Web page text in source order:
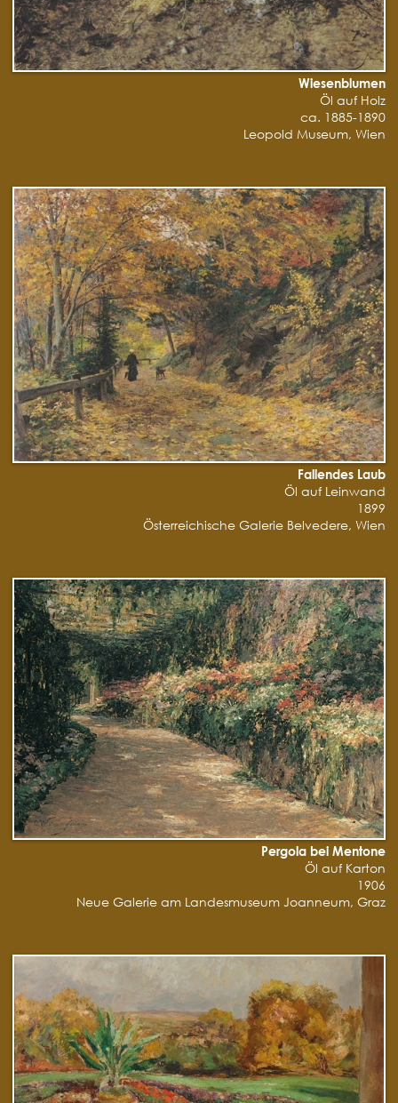
Wiesenblumen
Öl auf Holz
ca. 1885-1890
Leopold Museum, Wien
Fallendes Laub
Öl auf Leinwand
1899
Österreichische Galerie Belvedere, Wien
Pergola bei Mentone
Öl auf Karton
1906
Neue Galerie am Landesmuseum Joanneum, Graz